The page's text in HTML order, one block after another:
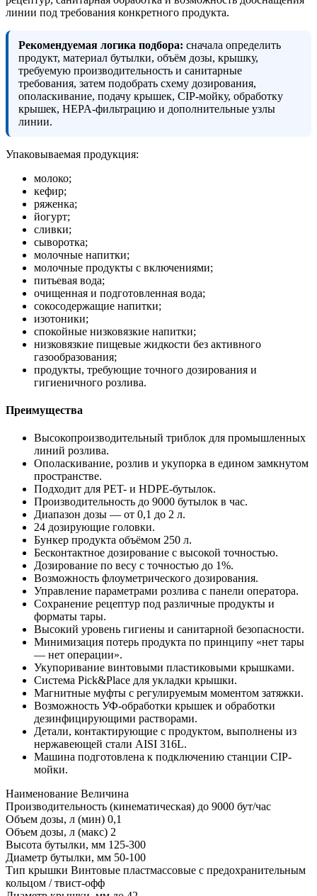
линии под требования конкретного продукта.
Рекомендуемая логика подбора: сначала определить
продукт, материал бутылки, объём дозы, крышку,
требуемую производительность и санитарные
требования, затем подобрать схему дозирования,
ополаскивание, подачу крышек, CIP-мойку, обработку
крышек, HEPA-фильтрацию и дополнительные узлы
линии.
Упаковываемая продукция:
молоко;
кефир;
ряженка;
йогурт;
сливки;
сыворотка;
молочные напитки;
молочные продукты с включениями;
питьевая вода;
очищенная и подготовленная вода;
сокосодержащие напитки;
изотоники;
спокойные низковязкие напитки;
низковязкие пищевые жидкости без активного
газообразования;
продукты, требующие точного дозирования и
гигиеничного розлива.
Преимущества
Высокопроизводительный триблок для промышленных
линий розлива.
Ополаскивание, розлив и укупорка в едином замкнутом
пространстве.
Подходит для PET- и HDPE-бутылок.
Производительность до 9000 бутылок в час.
Диапазон дозы — от 0,1 до 2 л.
24 дозирующие головки.
Бункер продукта объёмом 250 л.
Бесконтактное дозирование с высокой точностью.
Дозирование по весу с точностью до 1%.
Возможность флоуметрического дозирования.
Управление параметрами розлива с панели оператора.
Сохранение рецептур под различные продукты и
форматы тары.
Высокий уровень гигиены и санитарной безопасности.
Минимизация потерь продукта по принципу «нет тары
— нет операции».
Укупоривание винтовыми пластиковыми крышками.
Система Pick&Place для укладки крышки.
Магнитные муфты с регулируемым моментом затяжки.
Возможность УФ-обработки крышек и обработки
дезинфицирующими растворами.
Детали, контактирующие с продуктом, выполнены из
нержавеющей стали AISI 316L.
Машина подготовлена к подключению станции CIP-
мойки.
Наименование Величина
Производительность (кинематическая) до 9000 бут/час
Объем дозы, л (мин) 0,1
Объем дозы, л (макс) 2
Высота бутылки, мм 125-300
Диаметр бутылки, мм 50-100
Тип крышки Винтовые пластмассовые с предохранительным
кольцом / твист-офф